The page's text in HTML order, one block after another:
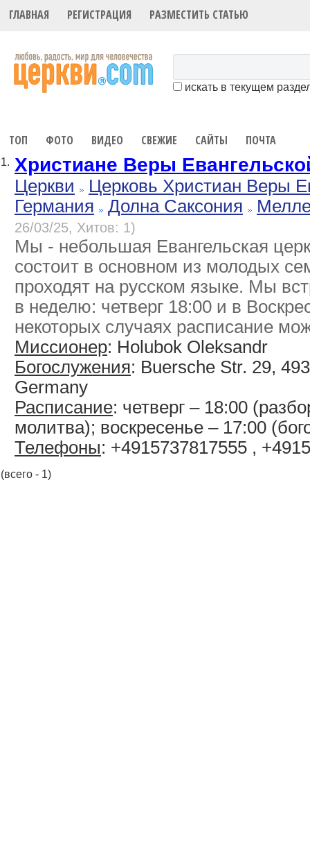
ГЛАВНАЯ РЕГИСТРАЦИЯ РАЗМЕСТИТЬ СТАТЬЮ
искать в текущем
ТОП ФОТО ВИДЕО СВЕЖИЕ САЙТЫ ПОЧТА
1. Христиане Веры
Церкви
Церковь Христиан Веры
Германия
Долна Саксония
26/03/25, Хитов: 1)
Мы - небольшая Евангельская
состоит в основном из молодых
проходят на русском языке. Мы
в неделю: четверг 18:00 и в
некоторых случаях расписание
Миссионер: Holubok Oleksandr
Богослужения: Buersche Str. 29,
Germany
Расписание: четверг – 18:00
молитва); воскресенье – 17:00
Телефоны: +4915737817555 ,
(всего - 1)